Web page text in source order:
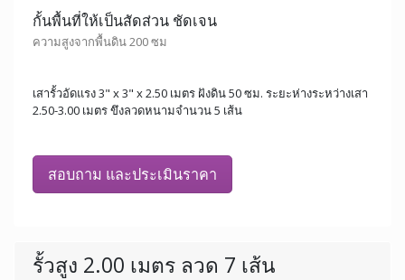
กั้นพื้นที่ให้เป็นสัดส่วน ชัดเจน
ความสูงจากพื้นดิน 200 ซม
เสารั้วอัดแรง 3" x 3" x 2.50 เมตร ฝังดิน 50 ซม. ระยะห่างระหว่างเสา
2.50-3.00 เมตร ขึงลวดหนามจำนวน 5 เส้น
สอบถาม และประเมินราคา
รั้วสูง 2.00 เมตร ลวด 7 เส้น